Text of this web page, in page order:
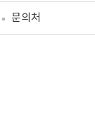
문의처